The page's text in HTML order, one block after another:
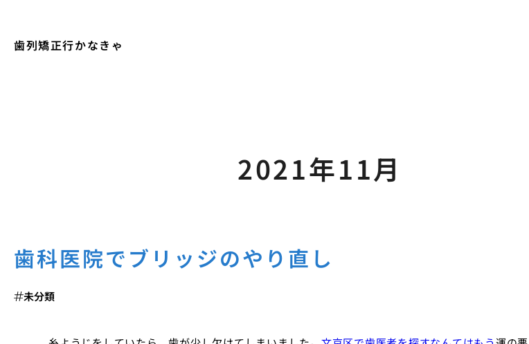
歯列矯正行かなきゃ
2021年11月
歯科医院でブリッジのやり直し
未分類